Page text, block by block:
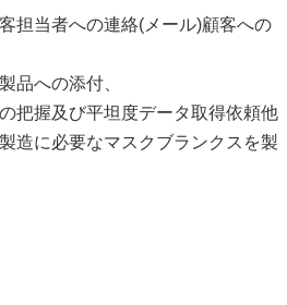
担当者への連絡(メール)顧客への
品への添付、
把握及び平坦度データ取得依頼他
造に必要なマスクブランクスを製